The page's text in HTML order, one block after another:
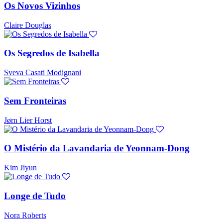
Os Novos Vizinhos
Claire Douglas
Os Segredos de Isabella
Sveva Casati Modignani
Sem Fronteiras
Jørn Lier Horst
O Mistério da Lavandaria de Yeonnam-Dong
Kim Jiyun
Longe de Tudo
Nora Roberts